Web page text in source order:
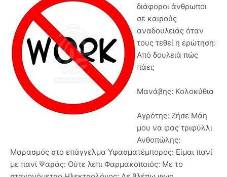
διάφοροι άνθρωποι
σε καιρούς
αναδουλειάς όταν
τους τεθεί η ερώτηση:
Από δουλειά πώς
πάει;
Μανάβης: Κολοκύθια
Αγρότης: Ζήσε Μάη
μου να φας τριφύλλι
Ανθοπώλης:
Μαρασμός στο επάγγελμα Υφασματέμπορος: Είμαι πανί
με πανί Ψαράς: Ούτε λέπι Φαρμακοποιός: Με το